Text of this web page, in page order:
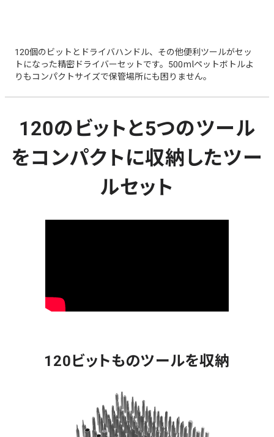
120個のビットとドライバハンドル、その他便利ツールがセッ
トになった精密ドライバーセットです。500mlペットボトルよ
りもコンパクトサイズで保管場所にも困りません。
120のビットと5つのツール
をコンパクトに収納したツー
ルセット
120ビットものツールを収納